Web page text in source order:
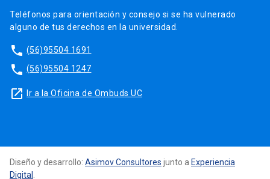
Teléfonos para orientación y consejo si se ha vulnerado
alguno de tus derechos en la universidad.
phone (56)95504 1691
phone (56)95504 1247
launch Ir a la Oficina de Ombuds UC
Diseño y desarrollo: Asimov Consultores junto a Experiencia
Digital